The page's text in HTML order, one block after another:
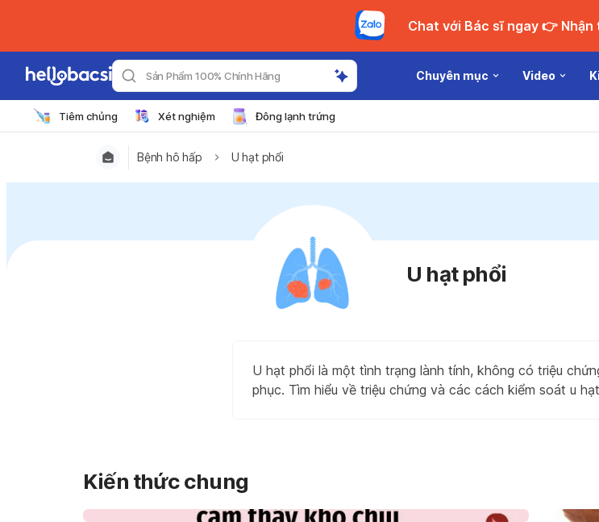
Chat với Bác sĩ
Sản Phẩm 100% Chính Hãng Chuyên mục Video
Tiêm chủng Xét nghiệm Đông lạnh trứng
Bệnh hô hấp U hạt phổi
U hạt phổi
U hạt phổi là một tình trạng lành tính, không có triệu
phục. Tìm hiểu về triệu chứng và các cách kiểm soát u
Kiến thức chung